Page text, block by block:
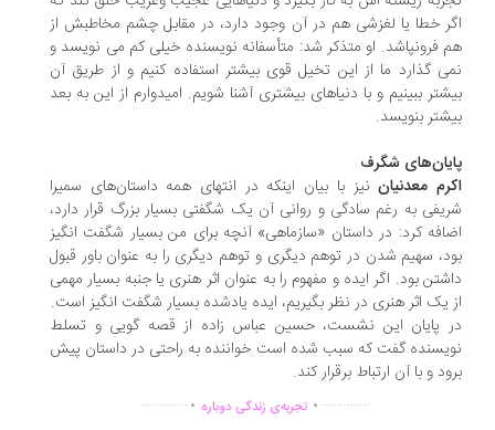
خطا یا لغزشی هم در آن وجود دارد، در مقابل چشم مخاطبش از
فرونپاشد. او متذکر شد: متأسفانه نویسنده خیلی کم می نویسد و
گذارد ما از این تخیل قوی بیشتر استفاده کنیم و از طریق آن
ببینیم و با دنیاهای بیشتری آشنا شویم. امیدوارم از این به بعد
بنویسد.
شگرف
معدنیاننیز با بیان اینکه در انتهای همه داستان‌های سمیرا
به رغم سادگی و روانی آن یک شگفتی بسیار بزرگ قرار دارد،
کرد: در داستان «سازماهی» آنچه برای من بسیار شگفت انگیز
سهیم شدن در توهم دیگری و توهم دیگری را به عنوان باور قبول
بود. اگر ایده و مفهوم را به عنوان اثر هنری یا جنبه بسیار مهمی
یک اثر هنری در نظر بگیریم، ایده یادشده بسیار شگفت انگیز است.
پایان این نشست، حسین عباس زاده از قصه گویی و تسلط
گفت که سبب شده است خواننده به راحتی در داستان پیش
و با آن ارتباط برقرار کند.
...............
. تجربه‌ی زندگی دوباره.
..............